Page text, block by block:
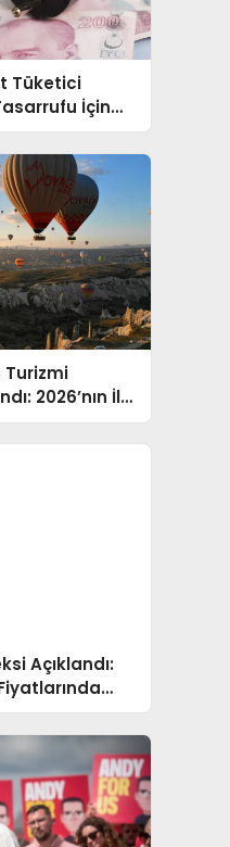
Tüketici
İçin
Turizmi
2026’nın İlk
Yolcu
Açıklandı: